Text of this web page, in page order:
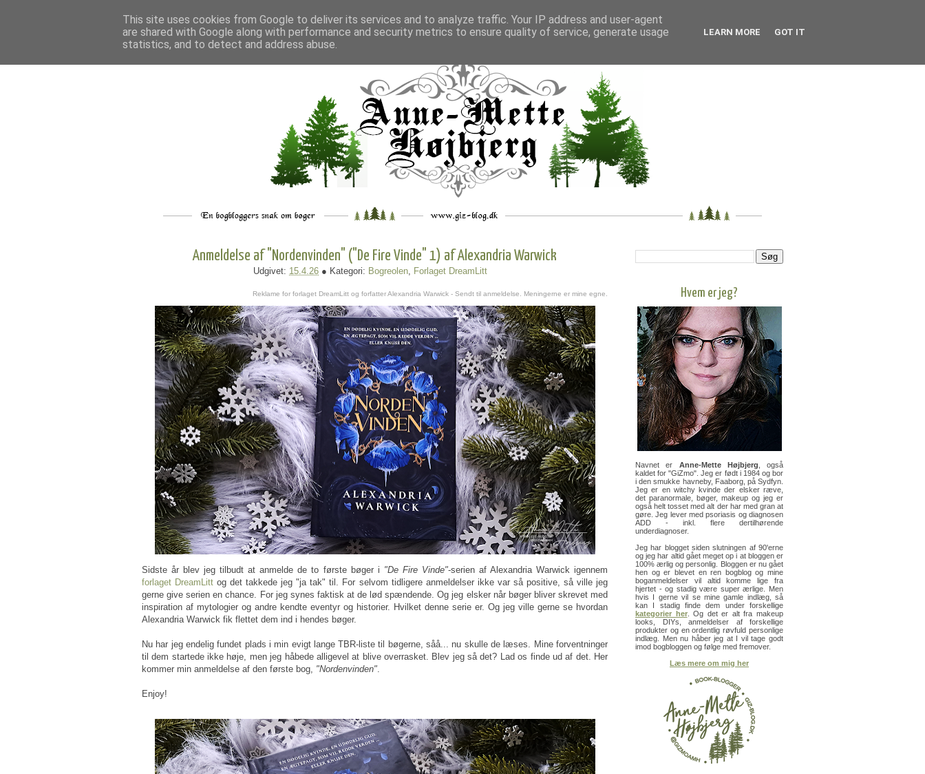
___ _. __ __ _ ___
Anmeldelse af "Nordenvinden" ("De Fire Vinde" 1) af Alexandria Warwick
Udgivet: 15.4.26 ● Kategori: Bogreolen, Forlaget DreamLitt
Reklame for forlaget DreamLitt og forfatter Alexandria Warwick - Sendt til anmeldelse. Meningerne er mine egne.
Sidste år blev jeg tilbudt at anmelde de to første bøger i "De Fire Vinde"-serien af Alexandria Warwick igennem
forlaget DreamLitt og det takkede jeg "ja tak" til. For selvom tidligere anmeldelser ikke var så positive, så ville jeg
gerne give serien en chance. For jeg synes faktisk at de lød spændende. Og jeg elsker når bøger bliver skrevet med
inspiration af mytologier og andre kendte eventyr og historier. Hvilket denne serie er. Og jeg ville gerne se hvordan
Alexandria Warwick fik flettet dem ind i hendes bøger.
Nu har jeg endelig fundet plads i min evigt lange TBR-liste til bøgerne, såå... nu skulle de læses. Mine forventninger
til dem startede ikke høje, men jeg håbede alligevel at blive overrasket. Blev jeg så det? Lad os finde ud af det. Her
kommer min anmeldelse af den første bog, "Nordenvinden".
Enjoy!
Hvem er jeg?
Navnet er Anne-Mette Højbjerg , også
kaldet for "GiZmo". Jeg er født i 1984 og bor
i den smukke havneby, Faaborg, på Sydfyn.
Jeg er en witchy kvinde der elsker ræve,
det paranormale, bøger, makeup og jeg er
også helt tosset med alt der har med gran at
gøre. Jeg lever med psoriasis og diagnosen
ADD - inkl. flere dertilhørende
underdiagnoser.
Jeg har blogget siden slutningen af 90'erne
og jeg har altid gået meget op i at bloggen er
100% ærlig og personlig. Bloggen er nu gået
hen og er blevet en ren bogblog og mine
boganmeldelser vil altid komme lige fra
hjertet - og stadig være super ærlige. Men
hvis I gerne vil se mine gamle indlæg, så
kan I stadig finde dem under forskellige
kategorier her. Og det er alt fra makeup
looks, DIYs, anmeldelser af forskellige
produkter og en ordentlig røvfuld personlige
indlæg. Men nu håber jeg at I vil tage godt
imod bogbloggen og følge med fremover.
Læs mere om mig her
This site uses cookies from Google to deliver its services and to analyze traffic. Your IP address and user-agent
are shared with Google along with performance and security metrics to ensure quality of service, generate usage
statistics, and to detect and address abuse.
LEARN MORE GOT IT